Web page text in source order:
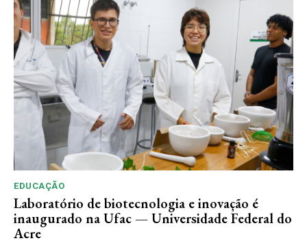
EDUCAÇÃO
Laboratório de biotecnologia e inovação é
inaugurado na Ufac — Universidade Federal do
Acre